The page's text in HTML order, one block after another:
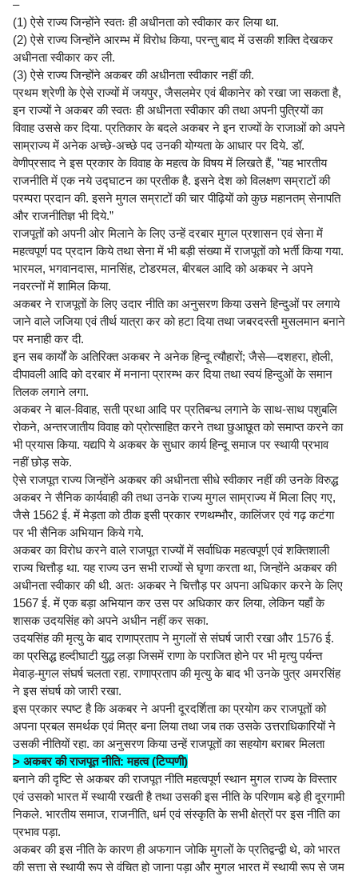
–
(1) ऐसे राज्य जिन्होंने स्वतः ही अधीनता को स्वीकार कर लिया था.
(2) ऐसे राज्य जिन्होंने आरम्भ में विरोध किया, परन्तु बाद में उसकी शक्ति देखकर
अधीनता स्वीकार कर ली.
(3) ऐसे राज्य जिन्होंने अकबर की अधीनता स्वीकार नहीं की.
प्रथम श्रेणी के ऐसे राज्यों में जयपुर, जैसलमेर एवं बीकानेर को रखा जा सकता है,
इन राज्यों ने अकबर की स्वतः ही अधीनता स्वीकार की तथा अपनी पुत्रियों का
विवाह उससे कर दिया. प्रतिकार के बदले अकबर ने इन राज्यों के राजाओं को अपने
साम्राज्य में अनेक अच्छे-अच्छे पद उनकी योग्यता के आधार पर दिये. डॉ.
वेणीप्रसाद ने इस प्रकार के विवाह के महत्व के विषय में लिखते हैं, "यह भारतीय
राजनीति में एक नये उद्घाटन का प्रतीक है. इसने देश को विलक्षण सम्राटों की
परम्परा प्रदान की. इसने मुगल सम्राटों की चार पीढ़ियों को कुछ महानतम् सेनापति
और राजनीतिज्ञ भी दिये.”
राजपूतों को अपनी ओर मिलाने के लिए उन्हें दरबार मुगल प्रशासन एवं सेना में
महत्वपूर्ण पद प्रदान किये तथा सेना में भी बड़ी संख्या में राजपूतों को भर्ती किया गया.
भारमल, भगवानदास, मानसिंह, टोडरमल, बीरबल आदि को अकबर ने अपने
नवरत्नों में शामिल किया.
अकबर ने राजपूतों के लिए उदार नीति का अनुसरण किया उसने हिन्दुओं पर लगाये
जाने वाले जजिया एवं तीर्थ यात्रा कर को हटा दिया तथा जबरदस्ती मुसलमान बनाने
पर मनाही कर दी.
इन सब कार्यों के अतिरिक्त अकबर ने अनेक हिन्दू त्यौहारों; जैसे—दशहरा, होली,
दीपावली आदि को दरबार में मनाना प्रारम्भ कर दिया तथा स्वयं हिन्दुओं के समान
तिलक लगाने लगा.
अकबर ने बाल-विवाह, सती प्रथा आदि पर प्रतिबन्ध लगाने के साथ-साथ पशुबलि
रोकने, अन्तरजातीय विवाह को प्रोत्साहित करने तथा छुआछूत को समाप्त करने का
भी प्रयास किया. यद्यपि ये अकबर के सुधार कार्य हिन्दू समाज पर स्थायी प्रभाव
नहीं छोड़ सके.
ऐसे राजपूत राज्य जिन्होंने अकबर की अधीनता सीधे स्वीकार नहीं की उनके विरुद्ध
अकबर ने सैनिक कार्यवाही की तथा उनके राज्य मुगल साम्राज्य में मिला लिए गए,
जैसे 1562 ई. में मेड़ता को ठीक इसी प्रकार रणथम्भौर, कालिंजर एवं गढ़ कटंगा
पर भी सैनिक अभियान किये गये.
अकबर का विरोध करने वाले राजपूत राज्यों में सर्वाधिक महत्वपूर्ण एवं शक्तिशाली
राज्य चित्तौड़ था. यह राज्य उन सभी राज्यों से घृणा करता था, जिन्होंने अकबर की
अधीनता स्वीकार की थी. अतः अकबर ने चित्तौड़ पर अपना अधिकार करने के लिए
1567 ई. में एक बड़ा अभियान कर उस पर अधिकार कर लिया, लेकिन यहाँ के
शासक उदयसिंह को अपने अधीन नहीं कर सका.
उदयसिंह की मृत्यु के बाद राणाप्रताप ने मुगलों से संघर्ष जारी रखा और 1576 ई.
का प्रसिद्ध हल्दीघाटी युद्ध लड़ा जिसमें राणा के पराजित होने पर भी मृत्यु पर्यन्त
मेवाड़-मुगल संघर्ष चलता रहा. राणाप्रताप की मृत्यु के बाद भी उनके पुत्र अमरसिंह
ने इस संघर्ष को जारी रखा.
इस प्रकार स्पष्ट है कि अकबर ने अपनी दूरदर्शिता का प्रयोग कर राजपूतों को
अपना प्रबल समर्थक एवं मित्र बना लिया तथा जब तक उसके उत्तराधिकारियों ने
उसकी नीतियों रहा. का अनुसरण किया उन्हें राजपूतों का सहयोग बराबर मिलता
> अकबर की राजपूत नीति: महत्व (टिप्पणी)
बनाने की दृष्टि से अकबर की राजपूत नीति महत्वपूर्ण स्थान मुगल राज्य के विस्तार
एवं उसको भारत में स्थायी रखती है तथा उसकी इस नीति के परिणाम बड़े ही दूरगामी
निकले. भारतीय समाज, राजनीति, धर्म एवं संस्कृति के सभी क्षेत्रों पर इस नीति का
प्रभाव पड़ा.
अकबर की इस नीति के कारण ही अफगान जोकि मुगलों के प्रतिद्वन्द्वी थे, को भारत
की सत्ता से स्थायी रूप से वंचित हो जाना पड़ा और मुगल भारत में स्थायी रूप से जम